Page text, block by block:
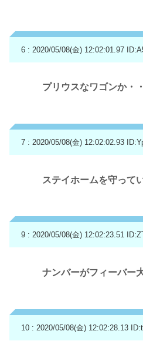
6 : 2020/05/08(金) 12:02:01.97
プリウスなワゴンか・
7 : 2020/05/08(金) 12:02:02.93
ステイホームを守って
9 : 2020/05/08(金) 12:02:23.51
ナンバーがフィーバー
10 : 2020/05/08(金) 12:02:28.13